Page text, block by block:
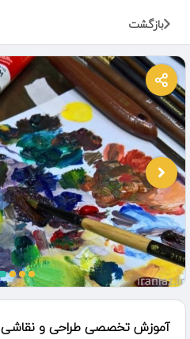
بازگشت
آموزش تخصصی طراحی و نقاشی